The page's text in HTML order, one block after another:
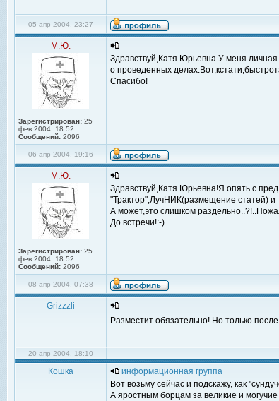
05 апр 2004, 23:27
М.Ю.
Зарегистрирован: 25
фев 2004, 18:52
Сообщений: 2096
Здравствуй,Катя Юрьевна.У меня
о проведенных
Спасибо!
06 апр 2004, 19:16
М.Ю.
Зарегистрирован: 25
фев 2004, 18:52
Сообщений: 2096
Здравствуй,Катя Юрьевна!Я опять с
"Трактор",ЛучНИК(размещение статей) и
А может,это слишком
До встречи!:-)
08 апр 2004, 07:38
Grizzzli
Разместит обязательно! Но только
20 апр 2004, 18:10
Кошка
информационная группа
Вот возьму сейчас и подскажу, как
А яростным борцам за великие и могучие